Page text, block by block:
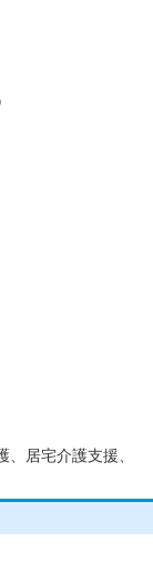
居宅介護支援、